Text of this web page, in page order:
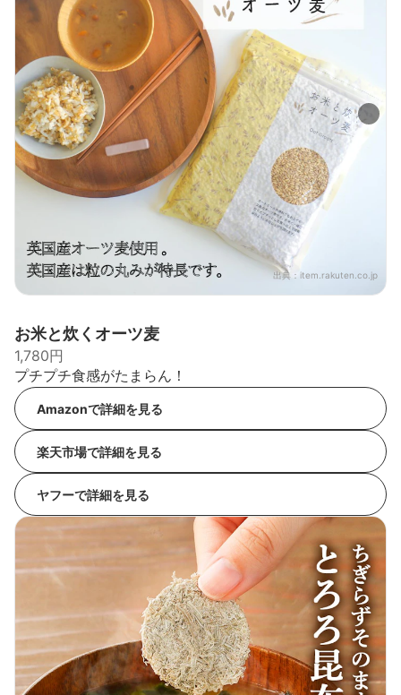
出典： item.rakuten.co.jp
お米と炊くオーツ麦
1,780円
プチプチ食感がたまらん！
Amazonで詳細を見る
楽天市場で詳細を見る
ヤフーで詳細を見る